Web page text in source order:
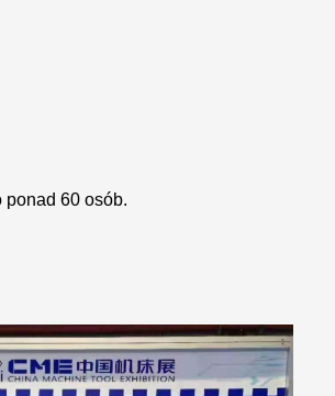
ponad 60 osób.